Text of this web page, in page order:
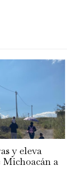
y eleva
Michoacán a